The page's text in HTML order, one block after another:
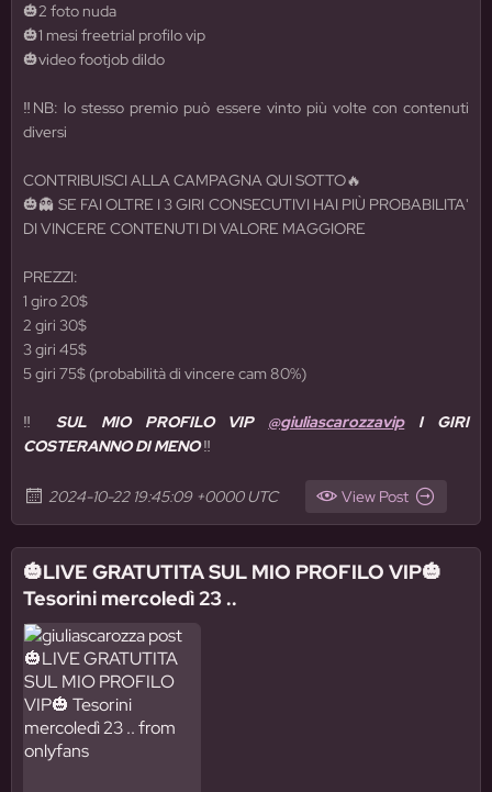
🎃2 foto nuda
🎃1 mesi freetrial profilo vip
🎃video footjob dildo
‼️NB: lo stesso premio può essere vinto più volte con contenuti
diversi
CONTRIBUISCI ALLA CAMPAGNA QUI SOTTO🔥
🎃👻 SE FAI OLTRE I 3 GIRI CONSECUTIVI HAI PIÙ PROBABILITA'
DI VINCERE CONTENUTI DI VALORE MAGGIORE
PREZZI:
1 giro 20$
2 giri 30$
3 giri 45$
5 giri 75$ (probabilità di vincere cam 80%)
‼️ SUL MIO PROFILO VIP @giuliascarozzavipI GIRI
COSTERANNO DI MENO‼️
2024-10-22 19:45:09 +0000 UTC View Post
🎃LIVE GRATUTITA SUL MIO PROFILO VIP🎃
Tesorini mercoledì 23 ..